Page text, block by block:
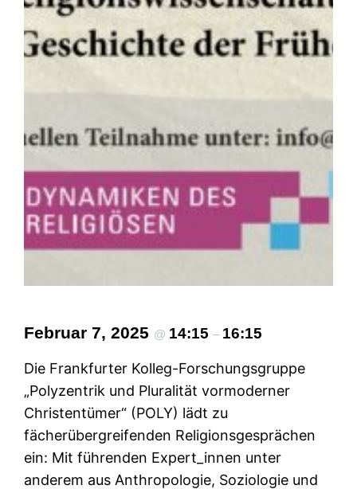
Februar 7, 2025 @ 14:15– 16:15
Die Frankfurter Kolleg-Forschungsgruppe
„Polyzentrik und Pluralität vormoderner
Christentümer“ (POLY) lädt zu
fächerübergreifenden Religionsgesprächen
ein: Mit führenden Expert_innen unter
anderem aus Anthropologie, Soziologie und